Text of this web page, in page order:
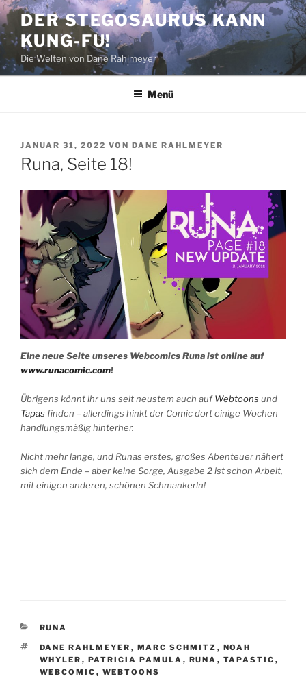
Zum
Inhalt
springen
DER STEGOSAURUS KANN
KUNG-FU!
Die Welten von Dane Rahlmeyer
Menü
VERÖFFENTLICHT
AM
JANUAR 31, 2022 VON DANE RAHLMEYER
Runa, Seite 18!
Eine neue Seite unseres Webcomics Runa ist online auf
www.runacomic.com!
Übrigens könnt ihr uns seit neustem auch aufWebtoons und
Tapas finden – allerdings hinkt der Comic dort einige Wochen
handlungsmäßig hinterher.
Nicht mehr lange, und Runas erstes, großes Abenteuer nähert
sich dem Ende – aber keine Sorge, Ausgabe 2 ist schon Arbeit,
mit einigen anderen, schönen Schmankerln!
KATEGORIEN
RUNA
SCHLAGWÖRTER
DANE RAHLMEYER , MARC SCHMITZ , NOAH
WHYLER , PATRICIA PAMULA , RUNA , TAPASTIC ,
WEBCOMIC , WEBTOONS